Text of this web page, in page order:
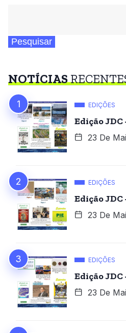
Pesquisar
NOTÍCIAS
EDIÇÕES
Edição JDC
23 De
EDIÇÕES
Edição JDC
23 De
EDIÇÕES
Edição JDC
23 De